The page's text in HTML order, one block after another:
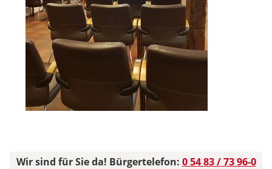
Wir sind für Sie da! Bürgertelefon: 0 54 83 / 73 96-0